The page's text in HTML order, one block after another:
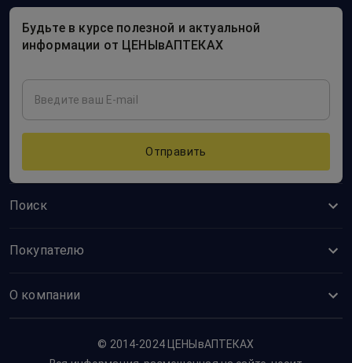
Поиск
Покупателю
О компании
Будьте в курсе полезной и актуальной
информации от ЦЕНЫвАПТЕКАХ
Отправить
© 2014-2024 ЦЕНЫвАПТЕКАХ